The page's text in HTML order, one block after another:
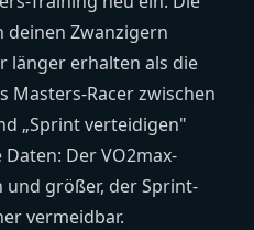
deinen Zwanzigern
länger erhalten als die
Masters-Racer zwischen
„Sprint verteidigen"
Der VO2max-
größer, der Sprint-
vermeidbar.